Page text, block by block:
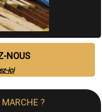
NOUS
ici
?